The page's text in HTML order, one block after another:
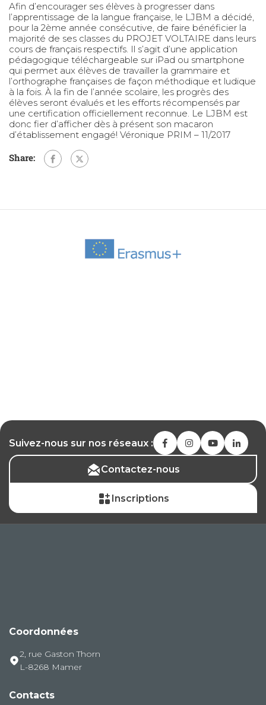
Afin d’encourager ses élèves à progresser dans
l’apprentissage de la langue française, le LJBM a décidé,
pour la 2ème année consécutive, de faire bénéficier la
majorité de ses classes du PROJET VOLTAIRE dans leurs
cours de français respectifs. Il s’agit d’une application
pédagogique téléchargeable sur iPad ou smartphone
qui permet aux élèves de travailler la grammaire et
l’orthographe françaises de façon méthodique et ludique
à la fois. À la fin de l’année scolaire, les progrès des
élèves seront évalués et les efforts récompensés par
une certification officiellement reconnue. Le LJBM est
donc fier d’afficher dès à présent son macaron
d’établissement engagé! Véronique PRIM – 11/2017
Share:
Suivez-nous sur nos réseaux :
Contactez-nous
Inscriptions
Coordonnées
2, rue Gaston Thorn
L-8268 Mamer
Contacts